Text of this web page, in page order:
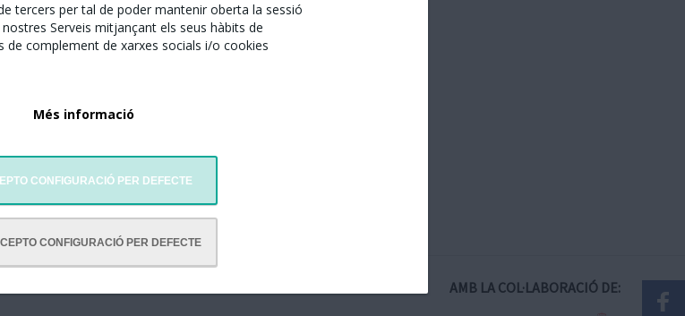
tercers per tal de poder mantenir oberta la sessió
Serveis mitjançant els seus hàbits de
de complement de xarxes socials i/o cookies
Més informació
CONFIGURACIÓ PER DEFECTE
CONFIGURACIÓ PER DEFECTE
AMB LA COL·LABORACIÓ DE: